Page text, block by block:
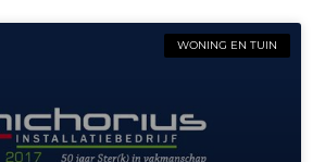
WONING EN TUIN